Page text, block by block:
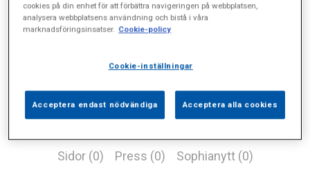
Sidor (0) Press (0) Sophianytt (0)
cookies på din enhet för att förbättra navigeringen på webbplatsen,
analysera webbplatsens användning och bistå i våra
marknadsföringsinsatser. Cookie-policy
Cookie-inställningar
Acceptera endast nödvändiga Acceptera alla cookies